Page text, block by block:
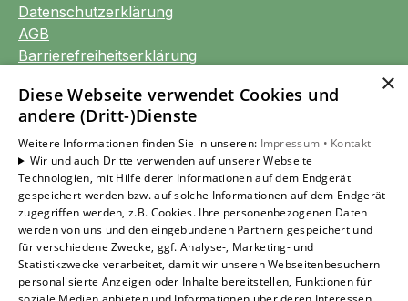
Datenschutzerklärung
AGB
Barrierefreiheitserklärung
Unsere Bereiche
Privatkunden
Gewerbekunden
Karriere
Unternehmen
Kontakt
Um externe HTML-Inhalte anzuzeigen, benötigen
wir Ihre Einwilligung.
×
Diese Webseite verwendet Cookies und
andere (Dritt-)Dienste
Weitere Informationen finden Sie in unseren: Impressum • Kontakt
Wir und auch Dritte verwenden auf unserer Webseite
Technologien, mit Hilfe derer Informationen auf dem Endgerät
gespeichert werden bzw. auf solche Informationen auf dem Endgerät
zugegriffen werden, z.B. Cookies. Ihre personenbezogenen Daten
werden von uns und den eingebundenen Partnern gespeichert und
für verschiedene Zwecke, ggf. Analyse-, Marketing- und
Statistikzwecke verarbeitet, damit wir unseren Webseitenbesuchern
personalisierte Anzeigen oder Inhalte bereitstellen, Funktionen für